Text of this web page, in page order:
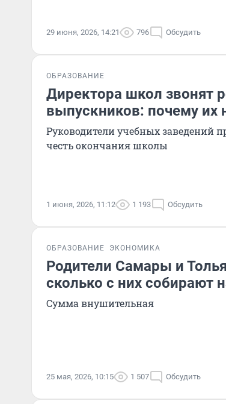
29 июня, 2026, 14:21 796 Обсудить
ОБРАЗОВАНИЕ
Директора школ звонят
выпускников: почему их
Руководители учебных заведений
честь окончания школы
1 июня, 2026, 11:12 1 193 Обсудить
ОБРАЗОВАНИЕ ЭКОНОМИКА
Родители Самары и
сколько с них собирают
Сумма внушительная
25 мая, 2026, 10:15 1 507 Обсудить